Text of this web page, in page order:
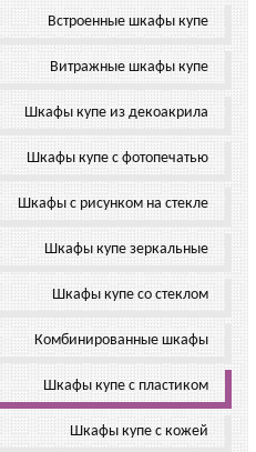
Встроенные шкафы купе
Витражные шкафы купе
Шкафы купе из декоакрила
Шкафы купе с фотопечатью
Шкафы с рисунком на стекле
Шкафы купе зеркальные
Шкафы купе со стеклом
Комбинированные шкафы
Шкафы купе с пластиком
Шкафы купе с кожей